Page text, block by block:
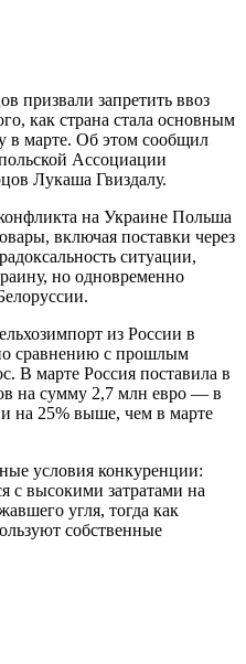
призвали запретить ввоз
как страна стала основным
в марте. Об этом сообщил
Ассоциации
Лукаша Гвиздалу.
на Украине Польша
включая поставки через
ситуации,
но одновременно
из России в
сравнению с прошлым
В марте Россия поставила в
на сумму 2,7 млн евро — в
на 25% выше, чем в марте
условия конкуренции:
с высокими затратами на
угля, тогда как
собственные